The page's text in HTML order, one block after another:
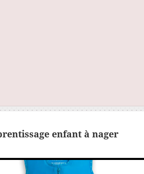
enfant à nager